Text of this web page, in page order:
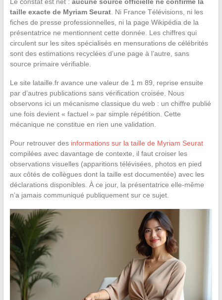
taille exacte de Myriam Seurat. Ni France Télévisions, ni les
fiches de presse professionnelles, ni la page Wikipédia de la
présentatrice ne mentionnent cette donnée. Les chiffres qui
circulent sur les sites spécialisés en mensurations de célébrités
sont des estimations recyclées d’une page à l’autre, sans
source primaire vérifiable.
Le site lataille.fr avance une valeur de 1 m 89, reprise ensuite
par d’autres publications sans vérification croisée. Nous
observons ici un mécanisme classique du web : un chiffre publié
une fois devient « factuel » par simple répétition. Cette
mécanique ne constitue en rien une validation.
Pour retrouver des informations sur la taille de Myriam Seurat
compilées avec davantage de contexte, il faut croiser les
observations visuelles (apparitions télévisées, photos en pied
aux côtés de collègues dont la taille est documentée) avec les
déclarations disponibles. À ce jour, la présentatrice elle-même
n’a jamais communiqué publiquement sur ce sujet.